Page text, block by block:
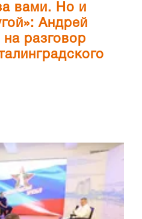
вами. Но и
Андрей
разговор